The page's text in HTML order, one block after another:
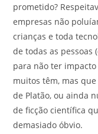
prometido?
empresas não
crianças e toda
de todas as pessoas
para não ter impacto
muitos têm, mas
de Platão, ou ainda
de ficção científica
demasiado óbvio.